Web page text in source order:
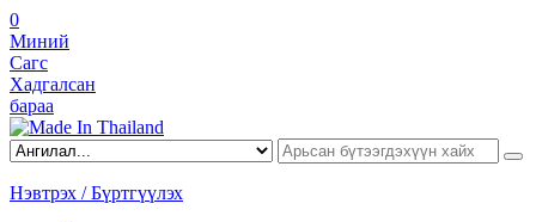
0
Миний
Сагс
Хадгалсан
бараа
Нэвтрэх / Бүртгүүлэх